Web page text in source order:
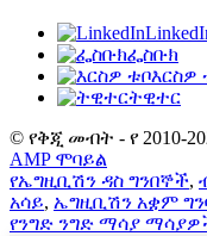
ፌስቡክ
እርስዎ
ትዊተር
© የቅጂ መብት - የ
AMP ሞባይል
የኤግዚቢሽን ዳስ ግንበኞች,
አሳይ, ኤግዚቢሽን አቋም
የንግድ ንግድ ማሳያ